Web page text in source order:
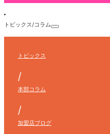
トピックス/コラム
トピックス
/
本部コラム
/
加盟店ブログ